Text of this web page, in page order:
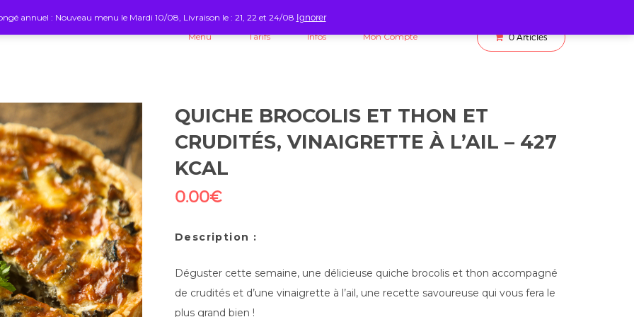
Menu Tarifs Infos Mon Compte 0 Articles
QUICHE BROCOLIS ET THON ET
CRUDITÉS, VINAIGRETTE À L’AIL – 427
KCAL
0.00€
Description :
Déguster cette semaine, une délicieuse quiche brocolis et thon accompagné
de crudités et d’une vinaigrette à l’ail, une recette savoureuse qui vous fera le
plus grand bien !
annuel : Nouveau menu le Mardi 10/08, Livraison le : 21, 22 et 24/08 Ignorer